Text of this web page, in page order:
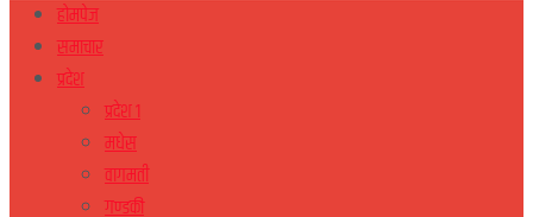
होमपेज
समाचार
प्रदेश
प्रदेश १
मधेस
वागमती
गण्डकी